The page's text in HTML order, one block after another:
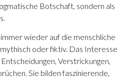
Botschaft, sondern als
wieder auf die menschliche
oder fiktiv. Das Interesse
Verstrickungen,
Sie bilden faszinierende,